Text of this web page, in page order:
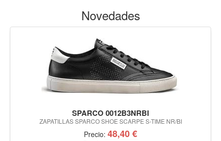
Novedades
SPARCO 0012B3NRBI
ZAPATILLAS SPARCO SHOE SCARPE S-TIME NR/BI
Precio: 48,40 €